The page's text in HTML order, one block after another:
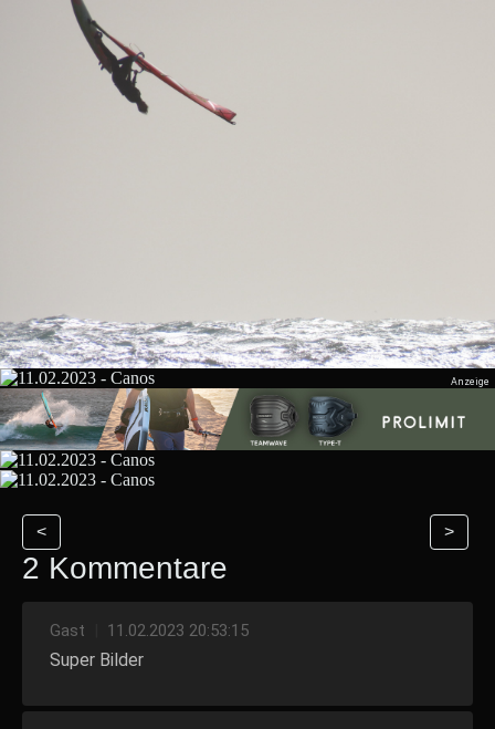
< >
2 Kommentare
Gast 11.02.2023 20:53:15
Super Bilder